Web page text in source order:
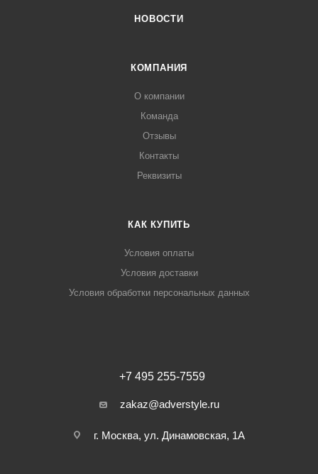
НОВОСТИ
КОМПАНИЯ
О компании
Команда
Отзывы
Контакты
Реквизиты
КАК КУПИТЬ
Условия оплаты
Условия доставки
Условия обработки персональных данных
+7 495 255-7559
zakaz@adverstyle.ru
г. Москва, ул. Динамовская, 1А